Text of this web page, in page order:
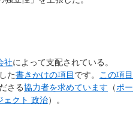
社によって支配されている。
た書きかけの項目 です。
この項目
さる協力者を求めています （ポー
ェクト 政治）。